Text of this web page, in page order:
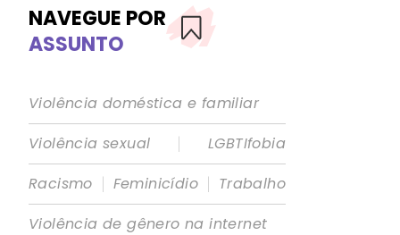
NAVEGUE POR
ASSUNTO
Violência doméstica e familiar
Violência sexual
|
LGBTIfobia
Racismo | Feminicídio | Trabalho
Violência de gênero na internet